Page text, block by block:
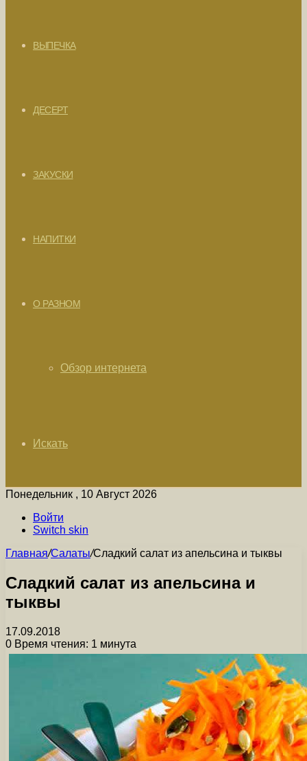
ВЫПЕЧКА
ДЕСЕРТ
ЗАКУСКИ
НАПИТКИ
О РАЗНОМ
Обзор интернета
Искать
Понедельник , 10 Август 2026
Войти
Switch skin
Главная/Салаты/Сладкий салат из апельсина и тыквы
Сладкий салат из апельсина и
тыквы
17.09.2018
0 Время чтения: 1 минута